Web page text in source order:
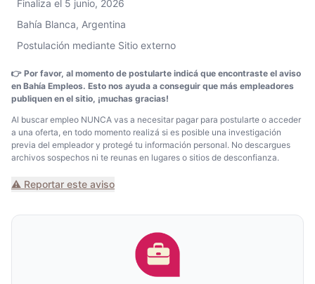
Finaliza el 5 junio, 2026
Bahía Blanca, Argentina
Postulación mediante Sitio externo
👉 Por favor, al momento de postularte indicá que encontraste el aviso
en Bahía Empleos. Esto nos ayuda a conseguir que más empleadores
publiquen en el sitio, ¡muchas gracias!
Al buscar empleo NUNCA vas a necesitar pagar para postularte o acceder
a una oferta, en todo momento realizá si es posible una investigación
previa del empleador y protegé tu información personal. No descargues
archivos sospechos ni te reunas en lugares o sitios de desconfianza.
⚠️ Reportar este aviso